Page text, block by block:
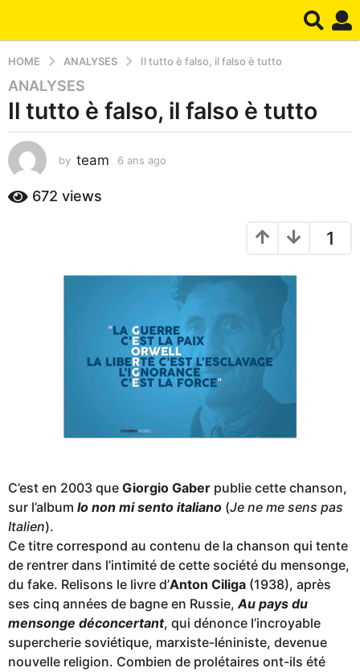
HOME ANALYSES Il tutto è falso, il falso è tutto
6
a
s
a
o
ANALYSES
Il tutto è falso, il falso è tutto
by team 6 ans ago
672 views
1
C’est en 2003 que Giorgio Gaber publie cette chanson,
sur l’album Io non mi sento italiano (Je ne me sens pas
Italien).
Ce titre correspond au contenu de la chanson qui tente
de rentrer dans l’intimité de cette société du mensonge,
du fake. Relisons le livre d’Anton Ciliga (1938), après
ses cinq années de bagne en Russie,Au pays du
mensonge déconcertant, qui dénonce l’incroyable
supercherie soviétique, marxiste-léniniste, devenue
nouvelle religion. Combien de prolétaires ont-ils été